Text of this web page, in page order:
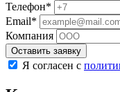
Телефон*
Email*
Компания
Оставить заявку
Я согласен с